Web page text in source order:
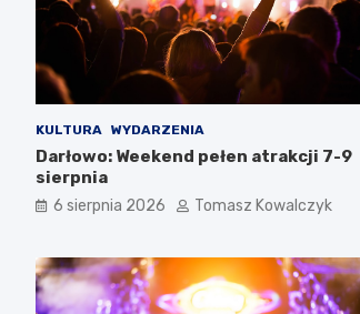
KULTURA WYDARZENIA
Darłowo: Weekend pełen atrakcji 7-9
sierpnia
6 sierpnia 2026 Tomasz Kowalczyk